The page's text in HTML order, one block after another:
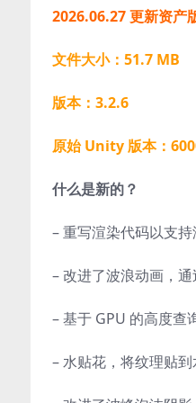
2026.06.27 更新资产
文件大小：51.7 MB
版本：3.2.6
原始 Unity 版本：
什么是新的？
– 重写渲染代码以支
– 改进了波浪动画，
– 基于 GPU 的高度查
– 水贴花，将纹理贴